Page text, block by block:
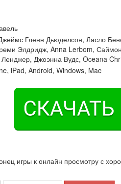
Гленн Дьюделсон, Ласло
Элдридж, Anna Lerbom,
Ленджер, Джоэнна Вудс, Oceana
iPad, Android, Windows, Mac
игры к онлайн просмотру с